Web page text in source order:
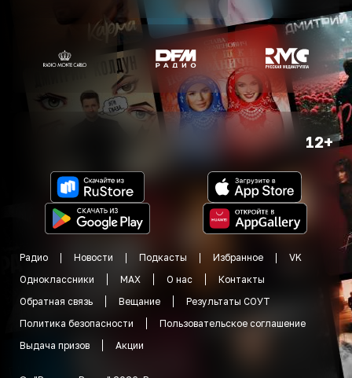
12+
Радио Новости Подкасты Избранное
VK
Одноклассники
MAX О нас
Контакты
Обратная связь
Вещание
Результаты СОУТ
Политика безопасности
Пользовательское соглашение
Выдача призов
Акции